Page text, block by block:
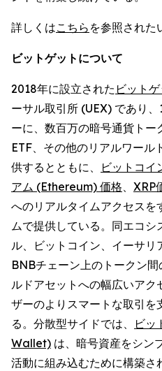
詳しくはこちら を参照された
ビットゲットについて
2018年に設立された ビットゲ
ーサル取引所 (UEX) であり
ーに、数百万の暗号通貨トー
ETF、その他のリアルワール
供するとともに、
ビットコ
アム (Ethereum) 価格、 XRP
へのリアルタイムアクセスを
ムで提供している。同エコ
ル、ビットコイン、イーサリ
BNBチェーン上のトークン
ルドアセットへの幅広いア
ザーのよりスマートな取引を
る。分散型サイドでは、
ビッ
Wallet) は、暗号資産をシン
活動に組み込むために構築